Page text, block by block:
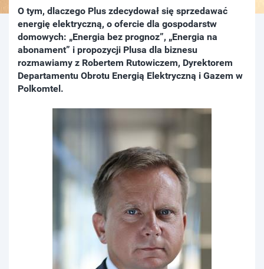
O tym, dlaczego Plus zdecydował się sprzedawać
energię elektryczną, o ofercie dla gospodarstw
domowych: „Energia bez prognoz”, „Energia na
abonament” i propozycji Plusa dla biznesu
rozmawiamy z Robertem Rutowiczem, Dyrektorem
Departamentu Obrotu Energią Elektryczną i Gazem w
Polkomtel.